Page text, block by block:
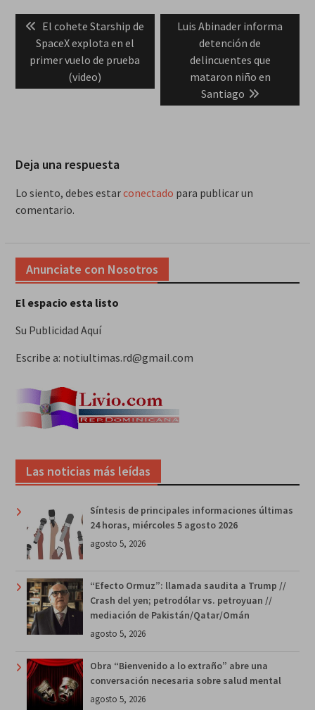
Navegación
de
entradas
Previous
post:
El cohete Starship de
SpaceX explota en el
primer vuelo de prueba
(video)
Next
post:
Luis Abinader informa
detención de
delincuentes que
mataron niño en
Santiago
Deja una respuesta
Lo siento, debes estarconectado para publicar un
comentario.
Anunciate con Nosotros
El espacio esta listo
Su Publicidad Aquí
Escribe a: notiultimas.rd@gmail.com
Las noticias más leídas
Síntesis de principales informaciones últimas
24 horas, miércoles 5 agosto 2026
agosto 5, 2026
“Efecto Ormuz”: llamada saudita a Trump //
Crash del yen; petrodólar vs. petroyuan //
mediación de Pakistán/Qatar/Omán
agosto 5, 2026
Obra “Bienvenido a lo extraño” abre una
conversación necesaria sobre salud mental
agosto 5, 2026